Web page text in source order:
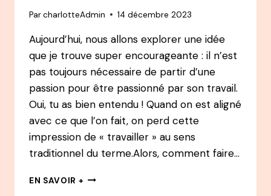
ParcharlotteAdmin 14 décembre 2023
Aujourd’hui, nous allons explorer une idée
que je trouve super encourageante : il n’est
pas toujours nécessaire de partir d’une
passion pour être passionné par son travail.
Oui, tu as bien entendu ! Quand on est aligné
avec ce que l’on fait, on perd cette
impression de « travailler » au sens
traditionnel du terme.Alors, comment faire…
EN SAVOIR + UN